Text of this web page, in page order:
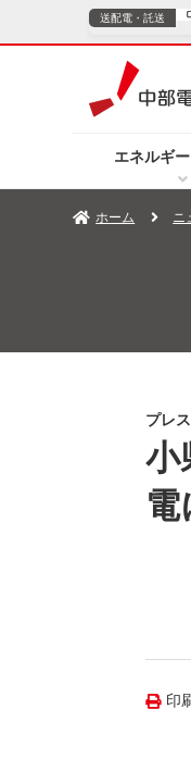
エネルギ
送配電・託送
TOPページ
ニュース（
TOPページ
ホーム ニ
プレ
小
電
印